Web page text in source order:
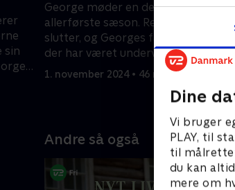
Dine
Vi bruger
PLAY, til
til
du kan
mere om
sin
George møder en deltager fra den
allerførste sæson. Rejsen i Israel
slutter, og Georges fantasifulde rum,
der har været undervejs i ti år, står
endelig klar.
1. november 2024 • 46 min
Andre så også